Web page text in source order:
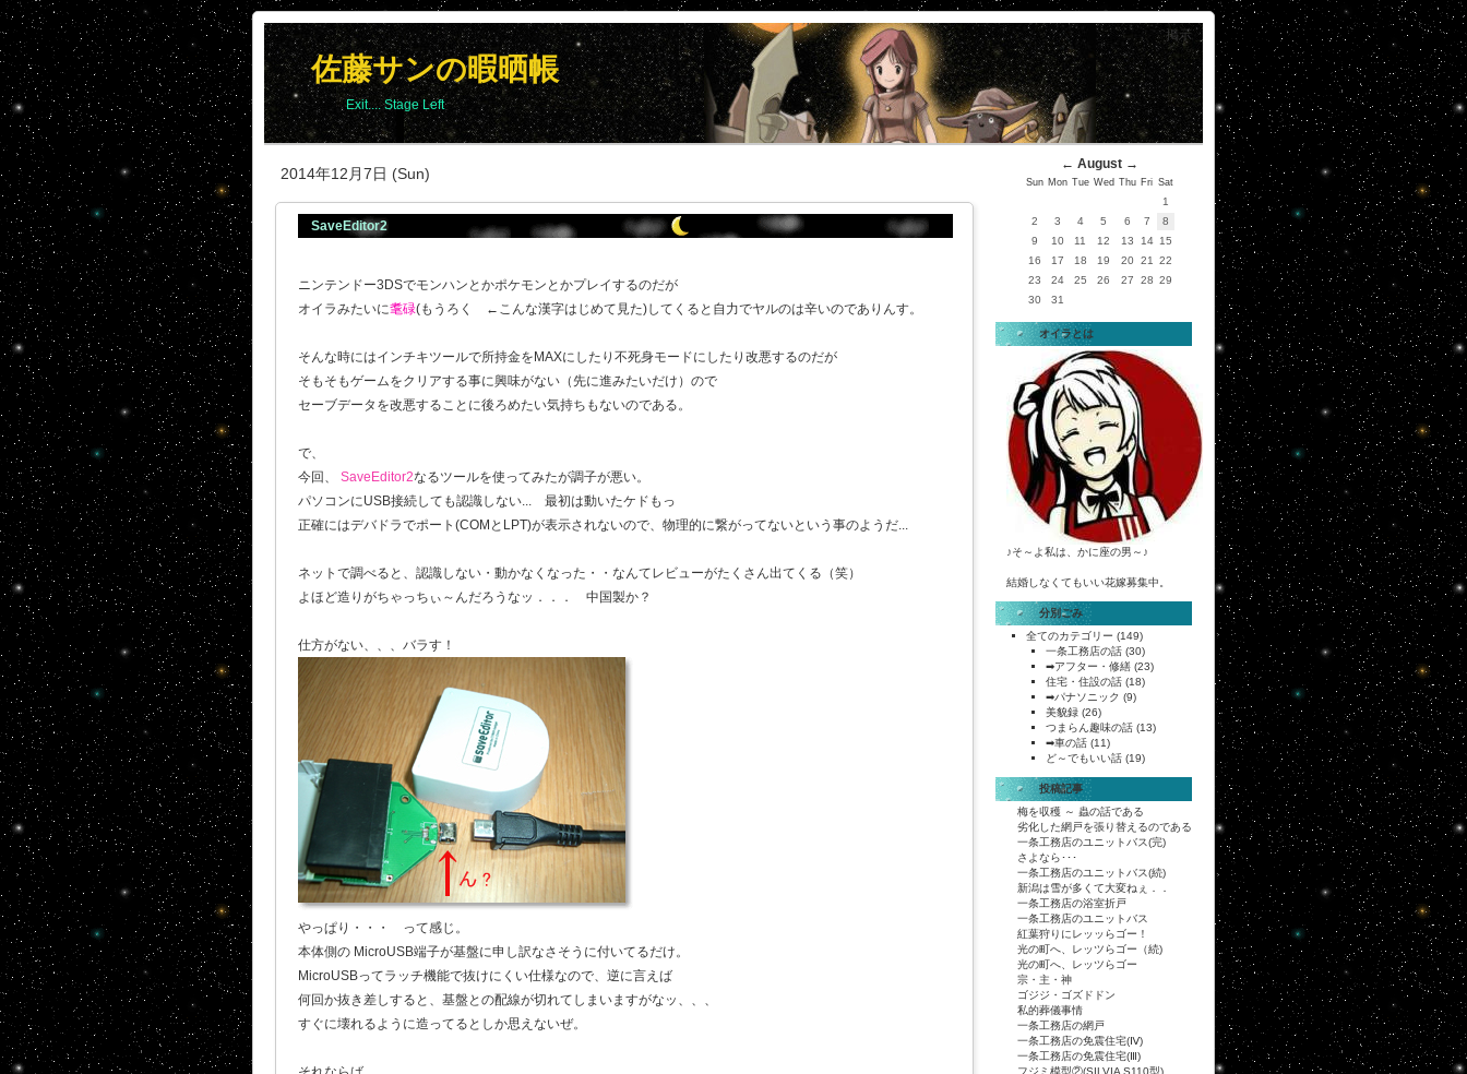
掲示
佐藤サンの暇晒帳
Exit.... Stage Left
2014年12月7日 (Sun)
SaveEditor2
ニンテンドー3DSでモンハンとかポケモンとかプレイするのだが
オイラみたいに耄碌(もうろく ←こんな漢字はじめて見た)してくると自力でヤルのは辛いのでありんす。
そんな時にはインチキツールで所持金をMAXにしたり不死身モードにしたり改悪するのだが
そもそもゲームをクリアする事に興味がない（先に進みたいだけ）ので
セーブデータを改悪することに後ろめたい気持ちもないのである。
で、
今回、 SaveEditor2なるツールを使ってみたが調子が悪い。
パソコンにUSB接続しても認識しない... 最初は動いたケドもっ
正確にはデバドラでポート(COMとLPT)が表示されないので、物理的に繋がってないという事のようだ...
ネットで調べると、認識しない・動かなくなった・・なんてレビューがたくさん出てくる（笑）
よほど造りがちゃっちぃ～んだろうなッ．．． 中国製か？
仕方がない、、、バラす！
やっぱり・・・ って感じ。
本体側の MicroUSB端子が基盤に申し訳なさそうに付いてるだけ。
MicroUSBってラッチ機能で抜けにくい仕様なので、逆に言えば
何回か抜き差しすると、基盤との配線が切れてしまいますがなッ、、、
すぐに壊れるように造ってるとしか思えないぜ。
← August→
Sun Mon Tue Wed Thu Fri Sat
1
2
3 4 5 6 7
8
9
10 11 12 13 14 15
16
17 18 19 20 21
22
23
24 25 26 27 28 29
30
31
オイラとは
♪そ～よ私は、かに座の男～♪
結婚しなくてもいい花嫁募集中。
分別ごみ
全てのカテゴリー (149)
一条工務店の話 (30)
➡アフター・修繕 (23)
住宅・住設の話 (18)
➡パナソニック (9)
美貌録 (26)
つまらん趣味の話 (13)
➡車の話 (11)
ど～でもいい話 (19)
投稿記事
梅を収穫 ～ 蟲の話である
劣化した網戸を張り替えるのである
一条工務店のユニットバス(完)
さよなら･･･
一条工務店のユニットバス(続)
新潟は雪が多くて大変ねぇ．．
一条工務店の浴室折戸
一条工務店のユニットバス
紅葉狩りにレッッらゴー！
光の町へ、レッツらゴー（続)
光の町へ、レッツらゴー
宗・主・神
ゴジジ・ゴズドドン
私的葬儀事情
一条工務店の網戸
一条工務店の免震住宅(Ⅳ)
一条工務店の免震住宅(Ⅲ)
フジミ模型②(SILVIA S110型)